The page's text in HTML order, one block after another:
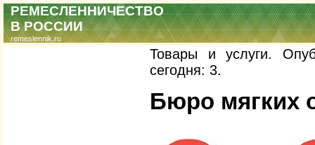
РЕМЕСЛЕННИЧЕСТВО
В РОССИИ
remeslennik.ru
Товары и услуги.
сегодня: 3.
Бюро мягких